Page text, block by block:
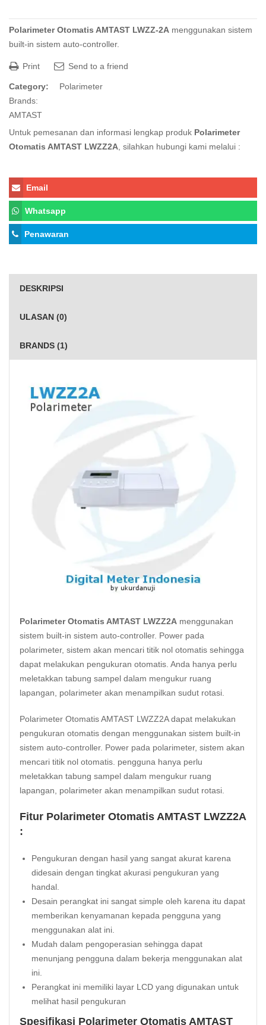
Polarimeter Otomatis AMTAST LWZZ-2A menggunakan sistem
built-in sistem auto-controller.
Print Send to a friend
Category:
Polarimeter
Brands:
AMTAST
Untuk pemesanan dan informasi lengkap produk Polarimeter
Otomatis AMTAST LWZZ2A , silahkan hubungi kami melalui :
Email
Whatsapp
Penawaran
DESKRIPSI
ULASAN (0)
BRANDS (1)
Polarimeter Otomatis AMTAST LWZZ2A menggunakan
sistem built-in sistem auto-controller. Power pada
polarimeter, sistem akan mencari titik nol otomatis sehingga
dapat melakukan pengukuran otomatis. Anda hanya perlu
meletakkan tabung sampel dalam mengukur ruang
lapangan, polarimeter akan menampilkan sudut rotasi.
Polarimeter Otomatis AMTAST LWZZ2A dapat melakukan
pengukuran otomatis dengan menggunakan sistem built-in
sistem auto-controller. Power pada polarimeter, sistem akan
mencari titik nol otomatis. pengguna hanya perlu
meletakkan tabung sampel dalam mengukur ruang
lapangan, polarimeter akan menampilkan sudut rotasi.
Fitur Polarimeter Otomatis AMTAST LWZZ2A
:
Pengukuran dengan hasil yang sangat akurat karena
didesain dengan tingkat akurasi pengukuran yang
handal.
Desain perangkat ini sangat simple oleh karena itu dapat
memberikan kenyamanan kepada pengguna yang
menggunakan alat ini.
Mudah dalam pengoperasian sehingga dapat
menunjang pengguna dalam bekerja menggunakan alat
ini.
Perangkat ini memiliki layar LCD yang digunakan untuk
melihat hasil pengukuran
Spesifikasi Polarimeter Otomatis AMTAST